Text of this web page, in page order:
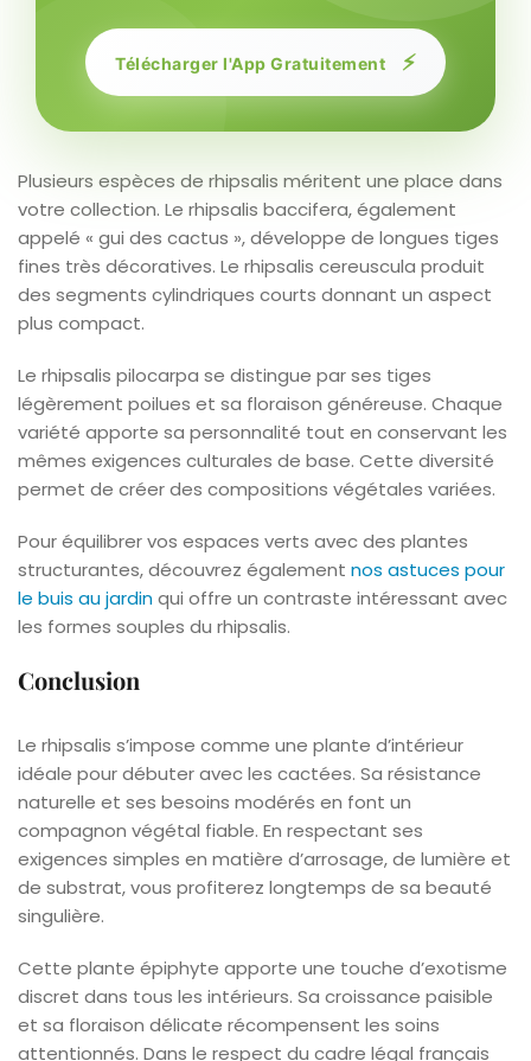
Télécharger l'App Gratuitement ⚡
Plusieurs espèces de rhipsalis méritent une place dans
votre collection. Le rhipsalis baccifera, également
appelé « gui des cactus », développe de longues tiges
fines très décoratives. Le rhipsalis cereuscula produit
des segments cylindriques courts donnant un aspect
plus compact.
Le rhipsalis pilocarpa se distingue par ses tiges
légèrement poilues et sa floraison généreuse. Chaque
variété apporte sa personnalité tout en conservant les
mêmes exigences culturales de base. Cette diversité
permet de créer des compositions végétales variées.
Pour équilibrer vos espaces verts avec des plantes
structurantes, découvrez également nos astuces pour
le buis au jardinqui offre un contraste intéressant avec
les formes souples du rhipsalis.
Conclusion
Le rhipsalis s’impose comme une plante d’intérieur
idéale pour débuter avec les cactées. Sa résistance
naturelle et ses besoins modérés en font un
compagnon végétal fiable. En respectant ses
exigences simples en matière d’arrosage, de lumière et
de substrat, vous profiterez longtemps de sa beauté
singulière.
Cette plante épiphyte apporte une touche d’exotisme
discret dans tous les intérieurs. Sa croissance paisible
et sa floraison délicate récompensent les soins
attentionnés. Dans le respect du cadre légal français